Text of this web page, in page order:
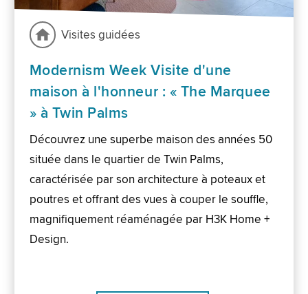
Visites guidées
Modernism Week Visite d'une
maison à l'honneur : « The Marquee
» à Twin Palms
Découvrez une superbe maison des années 50
située dans le quartier de Twin Palms,
caractérisée par son architecture à poteaux et
poutres et offrant des vues à couper le souffle,
magnifiquement réaménagée par H3K Home +
Design.